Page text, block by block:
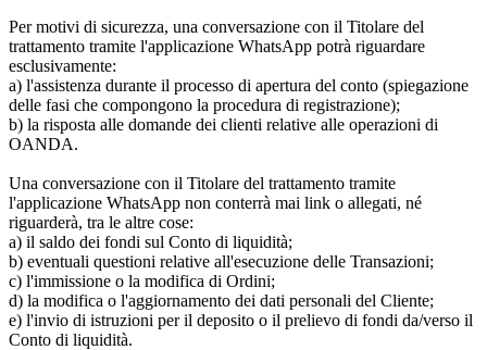
Per motivi di sicurezza, una conversazione con il Titolare del
trattamento tramite l'applicazione WhatsApp potrà riguardare
esclusivamente:
a) l'assistenza durante il processo di apertura del conto (spiegazione
delle fasi che compongono la procedura di registrazione);
b) la risposta alle domande dei clienti relative alle operazioni di
OANDA.
Una conversazione con il Titolare del trattamento tramite
l'applicazione WhatsApp non conterrà mai link o allegati, né
riguarderà, tra le altre cose:
a) il saldo dei fondi sul Conto di liquidità;
b) eventuali questioni relative all'esecuzione delle Transazioni;
c) l'immissione o la modifica di Ordini;
d) la modifica o l'aggiornamento dei dati personali del Cliente;
e) l'invio di istruzioni per il deposito o il prelievo di fondi da/verso il
Conto di liquidità.